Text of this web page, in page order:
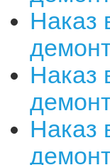
Наказ
Наказ
Наказ